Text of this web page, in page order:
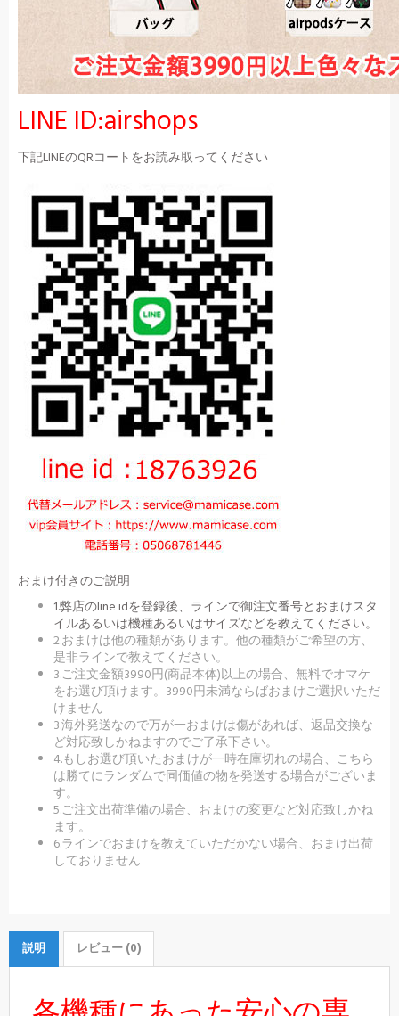
LINE ID:airshops
下記LINEのQRコートをお読み取ってください
おまけ付きのご説明
1.弊店のline idを登録後、ラインで御注文番号とおまけスタ
イルあるいは機種あるいはサイズなどを教えてください。
2.おまけは他の種類があります。他の種類がご希望の方、
是非ラインで教えてください。
3.ご注文金額3990円(商品本体)以上の場合、無料でオマケ
をお選び頂けます。3990円未満ならばおまけご選択いただ
けません
3.海外発送なので万が一おまけは傷があれば、返品交換な
ど対応致しかねますのでご了承下さい。
4.もしお選び頂いたおまけが一時在庫切れの場合、こちら
は勝てにランダムで同価値の物を発送する場合がございま
す。
5.ご注文出荷準備の場合、おまけの変更など対応致しかね
ます。
6.ラインでおまけを教えていただかない場合、おまけ出荷
しておりません
説明 レビュー (0)